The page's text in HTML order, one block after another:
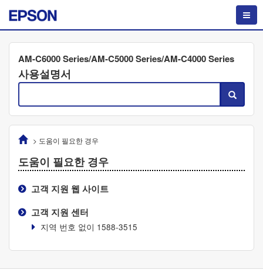
AM-C6000 Series/AM-C5000 Series/AM-C4000 Series
사용설명서
> 도움이 필요한 경우
도움이 필요한 경우
고객 지원 웹 사이트
고객 지원 센터
지역 번호 없이 1588-3515